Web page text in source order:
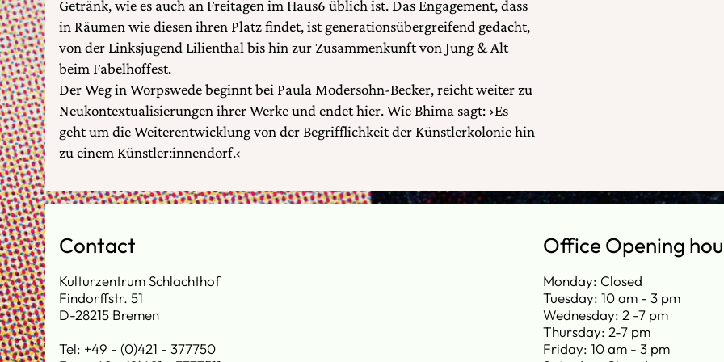
Getränk, wie es auch an Freitagen im Haus6 üblich ist. Das Engagement, dass
in Räumen wie diesen ihren Platz findet, ist generationsübergreifend gedacht,
von der Linksjugend Lilienthal bis hin zur Zusammenkunft von Jung & Alt
beim Fabelhoffest.
Der Weg in Worpswede beginnt bei Paula Modersohn-Becker, reicht weiter zu
Neukontextualisierungen ihrer Werke und endet hier. Wie Bhima sagt: ›Es
geht um die Weiterentwicklung von der Begrifflichkeit der Künstlerkolonie hin
zu einem Künstler:innendorf.‹
Contact
Kulturzentrum Schlachthof
Findorffstr. 51
D-28215 Bremen
Tel: +49 - (0)421 - 377750
Office Opening
Monday: Closed
Tuesday: 10 am - 3 pm
Wednesday: 2 -7 pm
Thursday: 2-7 pm
Friday: 10 am - 3 pm